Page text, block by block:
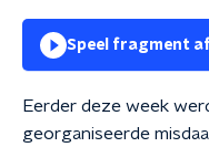
Speel fragment af
Eerder deze week
georganiseerde